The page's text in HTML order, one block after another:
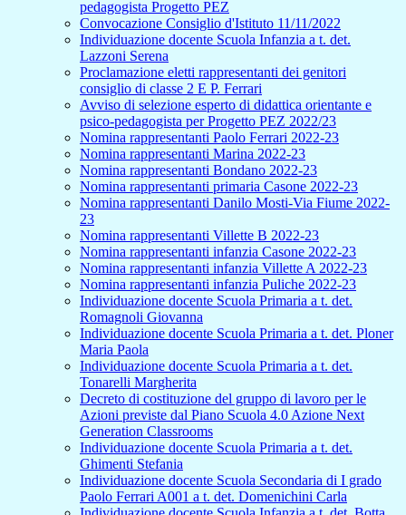
pedagogista Progetto PEZ
Convocazione Consiglio d'Istituto 11/11/2022
Individuazione docente Scuola Infanzia a t. det.
Lazzoni Serena
Proclamazione eletti rappresentanti dei genitori
consiglio di classe 2 E P. Ferrari
Avviso di selezione esperto di didattica orientante e
psico-pedagogista per Progetto PEZ 2022/23
Nomina rappresentanti Paolo Ferrari 2022-23
Nomina rappresentanti Marina 2022-23
Nomina rappresentanti Bondano 2022-23
Nomina rappresentanti primaria Casone 2022-23
Nomina rappresentanti Danilo Mosti-Via Fiume 2022-
23
Nomina rappresentanti Villette B 2022-23
Nomina rappresentanti infanzia Casone 2022-23
Nomina rappresentanti infanzia Villette A 2022-23
Nomina rappresentanti infanzia Puliche 2022-23
Individuazione docente Scuola Primaria a t. det.
Romagnoli Giovanna
Individuazione docente Scuola Primaria a t. det. Ploner
Maria Paola
Individuazione docente Scuola Primaria a t. det.
Tonarelli Margherita
Decreto di costituzione del gruppo di lavoro per le
Azioni previste dal Piano Scuola 4.0 Azione Next
Generation Classrooms
Individuazione docente Scuola Primaria a t. det.
Ghimenti Stefania
Individuazione docente Scuola Secondaria di I grado
Paolo Ferrari A001 a t. det. Domenichini Carla